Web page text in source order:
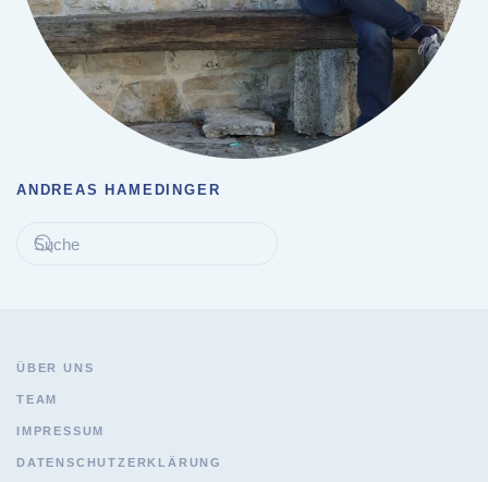
ANDREAS HAMEDINGER
ÜBER UNS
TEAM
IMPRESSUM
DATENSCHUTZERKLÄRUNG